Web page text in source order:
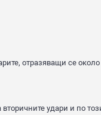
отразяващи се
удари и по